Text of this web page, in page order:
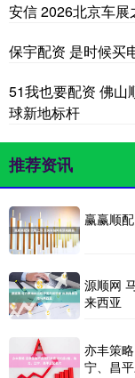
安信 2026北京车展
保宇配资 是时候买
51我也要配资 佛山
球新地标杆
推荐资讯
赢赢顺
源顺网
来西亚
亦丰策
宁、昌